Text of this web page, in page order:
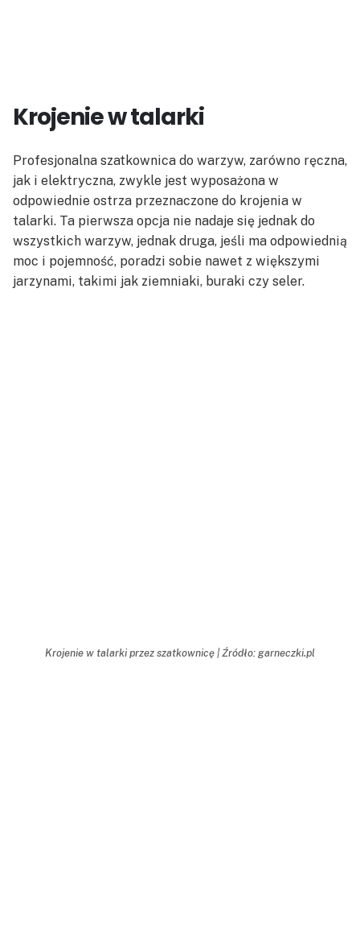
Krojenie w talarki
Profesjonalna szatkownica do warzyw, zarówno ręczna,
jak i elektryczna, zwykle jest wyposażona w
odpowiednie ostrza przeznaczone do krojenia w
talarki. Ta pierwsza opcja nie nadaje się jednak do
wszystkich warzyw, jednak druga, jeśli ma odpowiednią
moc i pojemność, poradzi sobie nawet z większymi
jarzynami, takimi jak ziemniaki, buraki czy seler.
Krojenie w talarki przez szatkownicę | Źródło: garneczki.pl